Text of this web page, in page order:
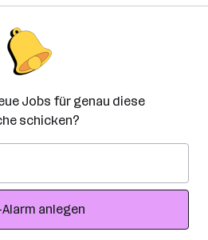
Jobs für genau diese
schicken?
anlegen